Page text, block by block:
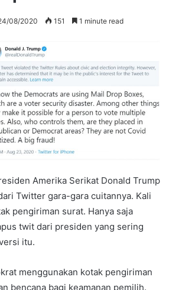
08/2020 151 1 minute read
Amerika Serikat Donald Trump
Twitter gara-gara cuitannya. Kali
pengiriman surat. Hanya saja
twit dari presiden yang sering
itu.
menggunakan kotak pengiriman
bencana bagi keamanan pemilih.